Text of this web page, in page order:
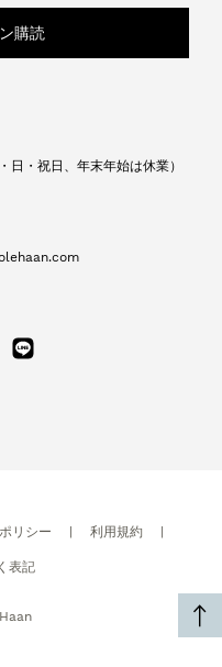
購読
日・祝日、年末年始は休業）
リシー 利用規約
表記